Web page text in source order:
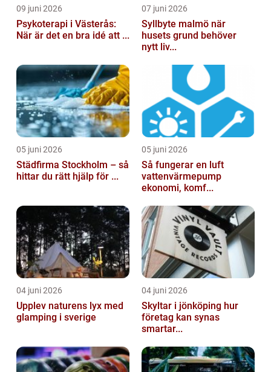
09 juni 2026
Psykoterapi i Västerås:
När är det en bra idé att ...
07 juni 2026
Syllbyte malmö när
husets grund behöver
nytt liv...
05 juni 2026
Städfirma Stockholm – så
hittar du rätt hjälp för ...
05 juni 2026
Så fungerar en luft
vattenvärmepump
ekonomi, komf...
04 juni 2026
Upplev naturens lyx med
glamping i sverige
04 juni 2026
Skyltar i jönköping hur
företag kan synas
smartar...